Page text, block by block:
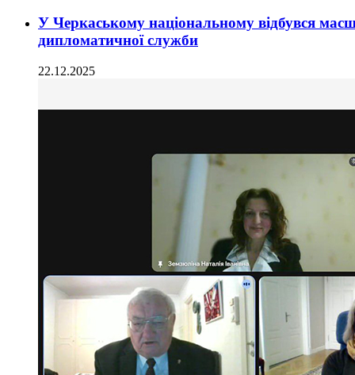
У Черкаському національному відбувся
дипломатичної служби
22.12.2025